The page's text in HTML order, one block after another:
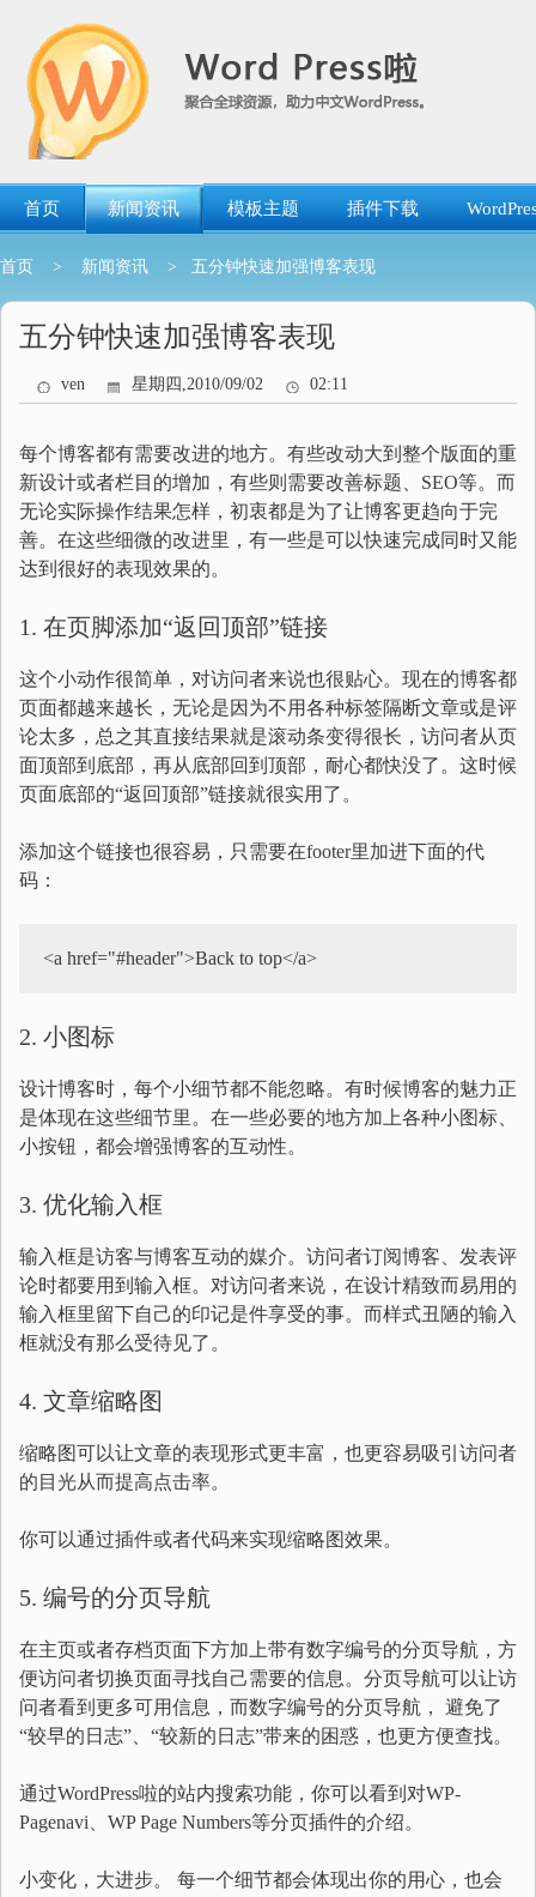
首页 新闻资讯 模板主题 插件下载
首页 > 新闻资讯 > 五分钟快速加强博客表现
五分钟快速加强博客表现
ven 星期四,2010/09/02 02:11
每个博客都有需要改进的地方。有些改动大到整个版面的重
新设计或者栏目的增加，有些则需要改善标题、SEO等。而
无论实际操作结果怎样，初衷都是为了让博客更趋向于完
善。在这些细微的改进里，有一些是可以快速完成同时又能
达到很好的表现效果的。
1. 在页脚添加“返回顶部”链接
这个小动作很简单，对访问者来说也很贴心。现在的博客都
页面都越来越长，无论是因为不用各种标签隔断文章或是评
论太多，总之其直接结果就是滚动条变得很长，访问者从页
面顶部到底部，再从底部回到顶部，耐心都快没了。这时候
页面底部的“返回顶部”链接就很实用了。
添加这个链接也很容易，只需要在footer里加进下面的代
码：
<a href="#header">Back to top</a>
2. 小图标
设计博客时，每个小细节都不能忽略。有时候博客的魅力正
是体现在这些细节里。在一些必要的地方加上各种小图标、
小按钮，都会增强博客的互动性。
3. 优化输入框
输入框是访客与博客互动的媒介。访问者订阅博客、发表评
论时都要用到输入框。对访问者来说，在设计精致而易用的
输入框里留下自己的印记是件享受的事。而样式丑陋的输入
框就没有那么受待见了。
4. 文章缩略图
缩略图可以让文章的表现形式更丰富，也更容易吸引访问者
的目光从而提高点击率。
你可以通过插件或者代码来实现缩略图效果。
5. 编号的分页导航
在主页或者存档页面下方加上带有数字编号的分页导航，方
便访问者切换页面寻找自己需要的信息。分页导航可以让访
问者看到更多可用信息，而数字编号的分页导航， 避免了
“较早的日志”、“较新的日志”带来的困惑，也更方便查找。
通过WordPress啦的站内搜索功能，你可以看到对WP-
Pagenavi、WP Page Numbers等分页插件的介绍。
小变化，大进步。 每一个细节都会体现出你的用心，也会